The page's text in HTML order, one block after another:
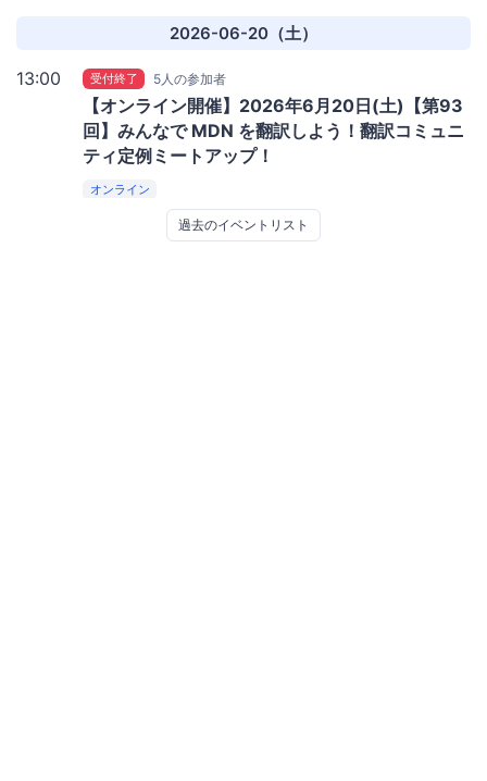
2026-06-20（土）
13:00 受付終了 5人の参加者
【オンライン開催】2026年6月20日(土)【第93
回】みんなで MDN を翻訳しよう！翻訳コミュニ
ティ定例ミートアップ！
オンライン
過去のイベントリスト